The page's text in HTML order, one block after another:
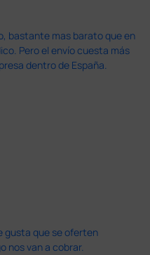
bastante mas barato que en
Pero el envío cuesta más
dentro de España.
gusta que se oferten
nos van a cobrar.